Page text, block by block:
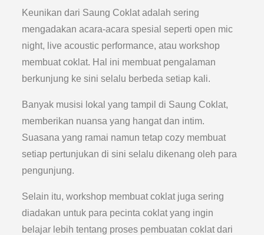
Keunikan dari Saung Coklat adalah sering
mengadakan acara-acara spesial seperti open mic
night, live acoustic performance, atau workshop
membuat coklat. Hal ini membuat pengalaman
berkunjung ke sini selalu berbeda setiap kali.
Banyak musisi lokal yang tampil di Saung Coklat,
memberikan nuansa yang hangat dan intim.
Suasana yang ramai namun tetap cozy membuat
setiap pertunjukan di sini selalu dikenang oleh para
pengunjung.
Selain itu, workshop membuat coklat juga sering
diadakan untuk para pecinta coklat yang ingin
belajar lebih tentang proses pembuatan coklat dari